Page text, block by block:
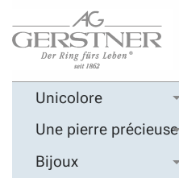
Unicolore
Une pierre précieuse
Bijoux